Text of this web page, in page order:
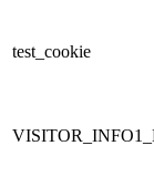
test_cookie